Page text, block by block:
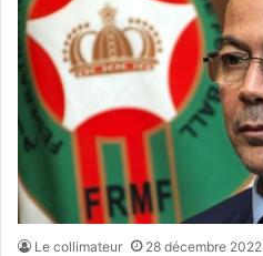
Le collimateur 28 décembre 2022